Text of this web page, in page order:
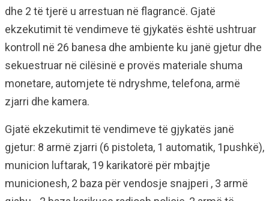
dhe 2 të tjerë u arrestuan në flagrancë. Gjatë
ekzekutimit të vendimeve të gjykatës është ushtruar
kontroll në 26 banesa dhe ambiente ku janë gjetur dhe
sekuestruar në cilësinë e provës materiale shuma
monetare, automjete të ndryshme, telefona, armë
zjarri dhe kamera.
Gjatë ekzekutimit të vendimeve të gjykatës janë
gjetur: 8 armë zjarri (6 pistoleta, 1 automatik, 1pushkë),
municion luftarak, 19 karikatorë për mbajtje
municionesh, 2 baza për vendosje snajperi , 3 armë